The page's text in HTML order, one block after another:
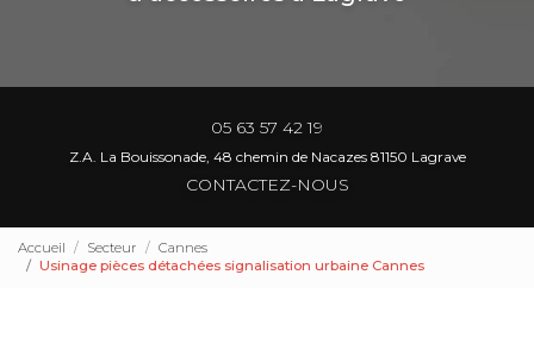
05 63 57 42 19
Z.A. La Bouissonade, 48 chemin de Nacazes 81150 Lagrave
CONTACTEZ-NOUS
Accueil Secteur
Cannes
Usinage pièces détachées signalisation urbaine Cannes